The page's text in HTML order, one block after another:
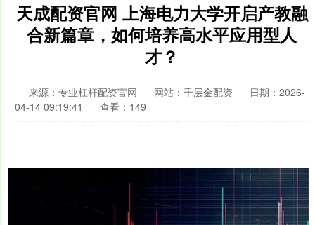
天成配资官网 上海电力大学开启产教融
合新篇章，如何培养高水平应用型人
才？
来源：专业杠杆配资官网 网站：千层金配资
日期：2026-
04-14 09:19:41
查看：149